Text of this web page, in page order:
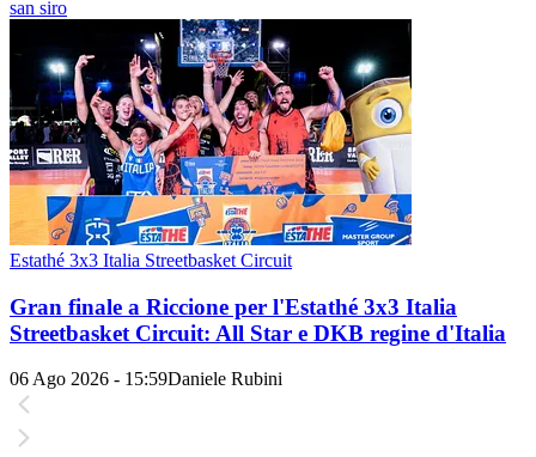
san siro
Estathé 3x3 Italia Streetbasket Circuit
Gran finale a Riccione per l'Estathé 3x3 Italia
Streetbasket Circuit: All Star e DKB regine d'Italia
06 Ago 2026 - 15:59Daniele Rubini